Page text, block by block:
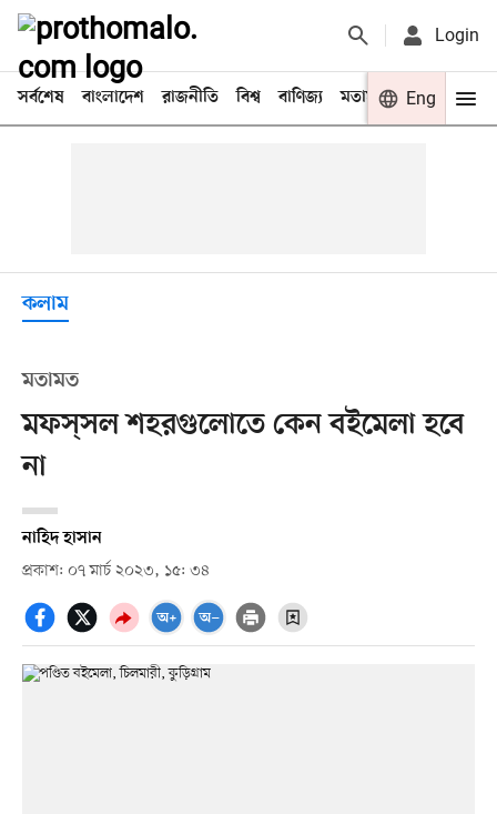
Login
সর্বশেষ বাংলাদেশ রাজনীতি বিশ্ব বাণিজ্য মতামত খেলা
Eng
কলাম
মতামত
মফস্‌সল শহরগুলোতে কেন বইমেলা হবে
না
নাহিদ হাসান
প্রকাশ: ০৭ মার্চ ২০২৩, ১৫: ৩৪